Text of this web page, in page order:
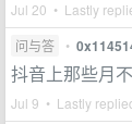
Jul 20 • Lastly
问与答 •
抖音上那些月
Jul 9 • Lastly